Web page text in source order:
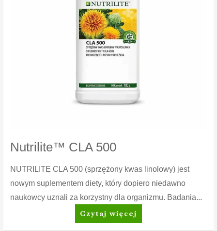
Nutrilite™ CLA 500
NUTRILITE CLA 500 (sprzężony kwas linolowy) jest
nowym suplementem diety, który dopiero niedawno
naukowcy uznali za korzystny dla organizmu. Badania...
Nutrilite™
CLA
Czytaj więcej